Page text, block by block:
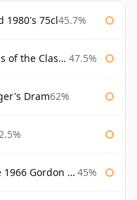
1980's 75cl45.7%
Classic Malts 47.5%
Dram62%
& Macphail 45%